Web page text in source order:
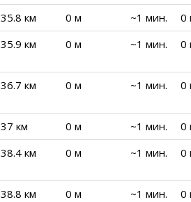
35.8 км 0 м ~1 мин.
0
35.9 км 0 м ~1 мин. 0
36.7 км 0 м ~1 мин. 0
37 км 0 м ~1 мин.
0
38.4 км 0 м ~1 мин. 0
38.8 км 0 м ~1 мин.
0